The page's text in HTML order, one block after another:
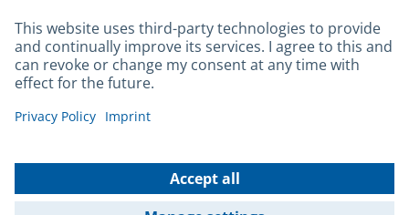
Gebärdensprache
Datenschutz
Kontakt
© 2026 Portal München Betriebs GmbH & Co. KG - Ein Service der